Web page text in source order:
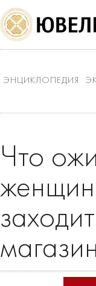
ЭНЦИКЛОПЕДИЯ
Что